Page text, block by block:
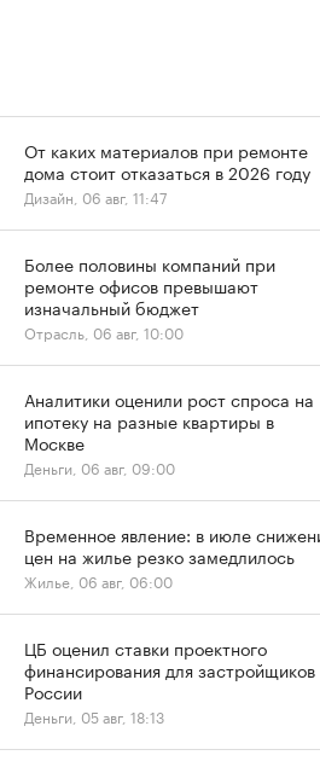
От каких материалов при ремонте
дома стоит отказаться в 2026 году
Дизайн, 06 авг, 11:47
Более половины компаний при
ремонте офисов превышают
изначальный бюджет
Отрасль, 06 авг, 10:00
Аналитики оценили рост спроса на
ипотеку на разные квартиры в
Москве
Деньги, 06 авг, 09:00
Временное явление: в июле
цен на жилье резко замедлилось
Жилье, 06 авг, 06:00
ЦБ оценил ставки проектного
финансирования для застройщиков
России
Деньги, 05 авг, 18:13